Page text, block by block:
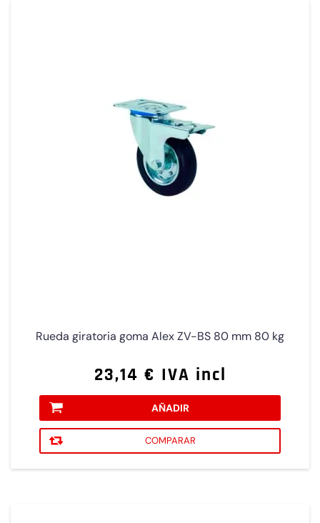
Rueda giratoria goma Alex ZV-BS 80 mm 80 kg
23,14 € IVA incl
AÑADIR
COMPARAR